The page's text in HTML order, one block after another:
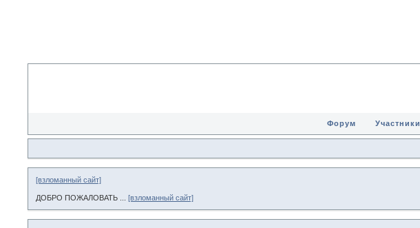
Форум Участники
[взломанный сайт]
ДОБРО ПОЖАЛОВАТЬ ... [взломанный сайт]